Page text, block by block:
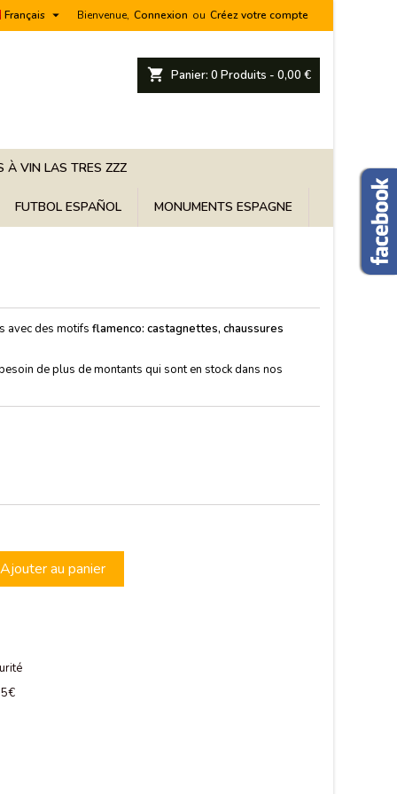
Bienvenue, Connexion ou Créez votre compte
Français 
shopping_cart Panier: 0 Produits - 0,00 €
À VIN LAS TRES ZZZ
FUTBOL ESPAÑOL MONUMENTS ESPAGNE
avec des motifs flamenco: castagnettes, chaussures
de plus de montants qui sont en stock dans nos
Ajouter au panier